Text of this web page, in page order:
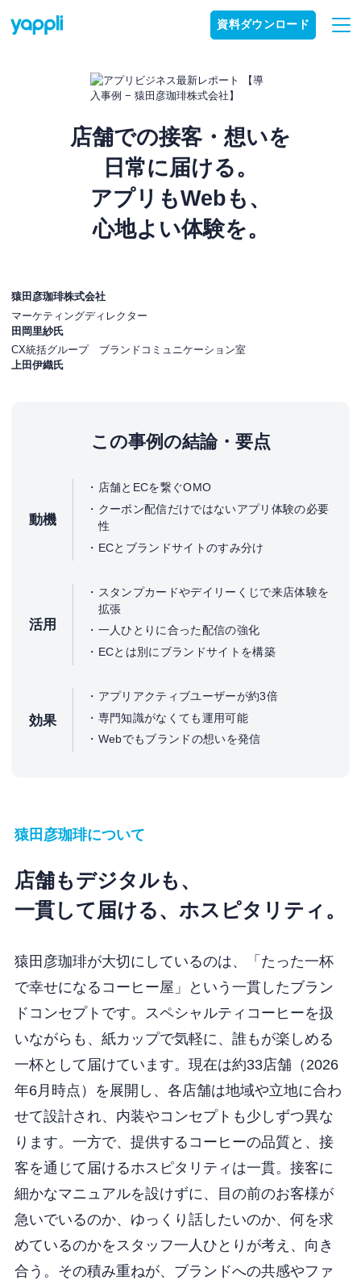
資料ダウンロード
店舗での接客・想いを
日常に届ける。
アプリもWebも、
心地よい体験を。
猿田彦珈琲株式会社
マーケティングディレクター
田岡里紗氏
CX統括グループ ブランドコミュニケーション室
上田伊織氏
この事例の結論・要点
動機
店舗とECを繋ぐOMO
クーポン配信だけではないアプリ体験の必要
性
ECとブランドサイトのすみ分け
活用
スタンプカードやデイリーくじで来店体験を
拡張
一人ひとりに合った配信の強化
ECとは別にブランドサイトを構築
効果
アプリアクティブユーザーが約3倍
専門知識がなくても運用可能
Webでもブランドの想いを発信
猿田彦珈琲について
店舗もデジタルも、
一貫して届ける、ホスピタリティ。
猿田彦珈琲が大切にしているのは、「たった一杯
で幸せになるコーヒー屋」という一貫したブラン
ドコンセプトです。スペシャルティコーヒーを扱
いながらも、紙カップで気軽に、誰もが楽しめる
一杯として届けています。現在は約33店舗（2026
年6月時点）を展開し、各店舗は地域や立地に合わ
せて設計され、内装やコンセプトも少しずつ異な
ります。一方で、提供するコーヒーの品質と、接
客を通じて届けるホスピタリティは一貫。接客に
細かなマニュアルを設けずに、目の前のお客様が
急いでいるのか、ゆっくり話したいのか、何を求
めているのかをスタッフ一人ひとりが考え、向き
合う。その積み重ねが、ブランドへの共感やファ